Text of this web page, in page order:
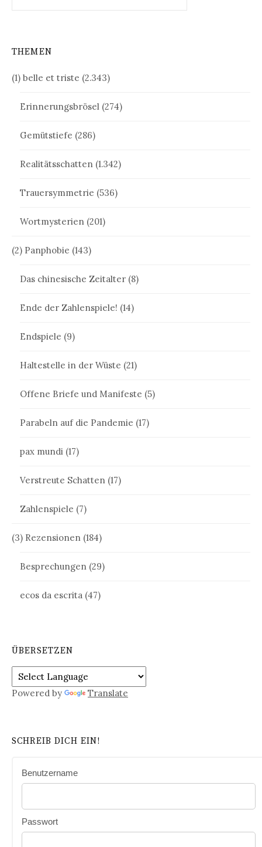
THEMEN
(1) belle et triste (2.343)
Erinnerungsbrösel (274)
Gemütstiefe (286)
Realitätsschatten (1.342)
Trauersymmetrie (536)
Wortmysterien (201)
(2) Panphobie (143)
Das chinesische Zeitalter (8)
Ende der Zahlenspiele! (14)
Endspiele (9)
Haltestelle in der Wüste (21)
Offene Briefe und Manifeste (5)
Parabeln auf die Pandemie (17)
pax mundi (17)
Verstreute Schatten (17)
Zahlenspiele (7)
(3) Rezensionen (184)
Besprechungen (29)
ecos da escrita (47)
ÜBERSETZEN
Powered by Translate
SCHREIB DICH EIN!
Benutzername
Passwort